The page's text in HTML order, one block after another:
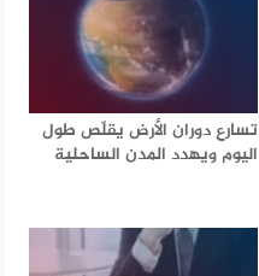
تسارع دوران الأرض يقلّص طول
اليوم ويهدد المدن الساحلية